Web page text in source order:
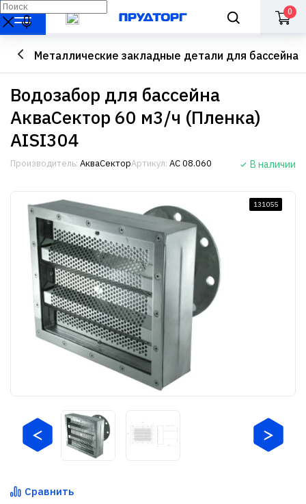
0
Металлические закладные детали для бассейна
Водозабор для бассейна
АкваСектор 60 м3/ч (Пленка)
AISI304
Производитель: АкваСекторАртикул: АС 08.060 В наличии
131055
Сравнить